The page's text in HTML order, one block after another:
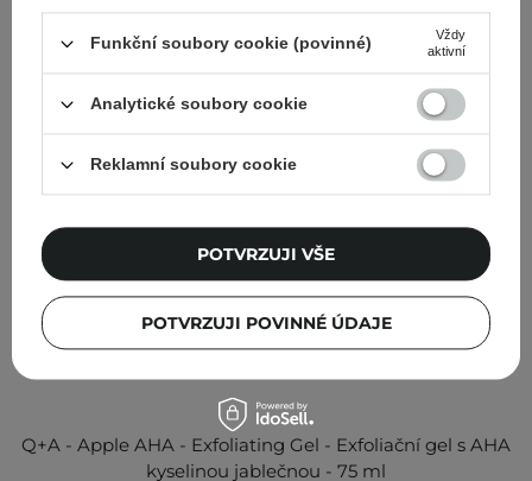
Q+A - Apple AHA - Exfoliating Gel - Exfoliační gel s AHA
kyselinou jablečnou - 75 ml
Funkční soubory cookie (povinné)
Vždy
aktivní
Analytické soubory cookie
Reklamní soubory cookie
POTVRZUJI POVINNÉ ÚDAJE
POTVRZUJI VŠE